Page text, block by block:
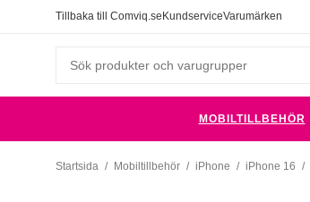
Tillbaka till Comviq.se KundserviceVarumärken
MOBILTILLBEHÖR
Startsida / Mobiltillbehör / iPhone / iPhone 16 /